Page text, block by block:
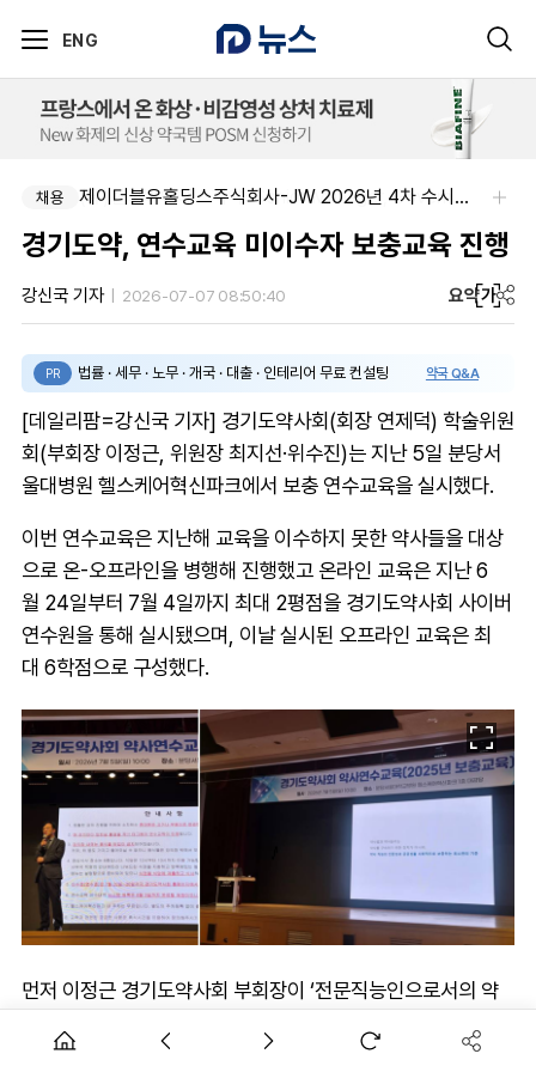
ENG
채용 (유)한국비엠에스제약-Senior Manager, Government Affairs & External Liaison (Permanent)
채용 제이더블유홀딩스주식회사-JW 2026년 4차 수시채용
경기도약, 연수교육 미이수자 보충교육 진행
강신국 기자 2026-07-07 08:50:40 요약가
PR 법률 · 세무 · 노무 · 개국 · 대출 · 인테리어 무료 컨설팅 약국 Q&A
[데일리팜=강신국 기자] 경기도약사회(회장 연제덕) 학술위원
회(부회장 이정근, 위원장 최지선·위수진)는 지난 5일 분당서
울대병원 헬스케어혁신파크에서 보충 연수교육을 실시했다.
이번 연수교육은 지난해 교육을 이수하지 못한 약사들을 대상
으로 온-오프라인을 병행해 진행했고 온라인 교육은 지난 6
월 24일부터 7월 4일까지 최대 2평점을 경기도약사회 사이버
연수원을 통해 실시됐으며, 이날 실시된 오프라인 교육은 최
대 6학점으로 구성했다.
먼저 이정근 경기도약사회 부회장이 ‘전문직능인으로서의 약
강의했다. 2교시에는 김경임 고려대학교 약학대학 교수